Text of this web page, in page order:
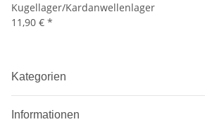
Kugellager/Kardanwellenlager
11,90 € *
Kategorien
Informationen